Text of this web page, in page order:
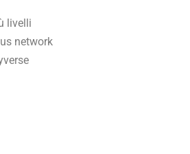
livelli
network